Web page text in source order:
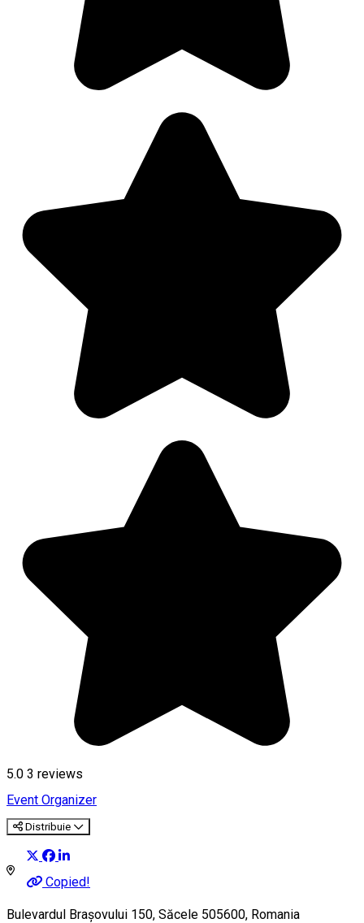
5.0 3 reviews
Event Organizer
Distribuie
Copied!
Bulevardul Brașovului 150, Săcele 505600, Romania